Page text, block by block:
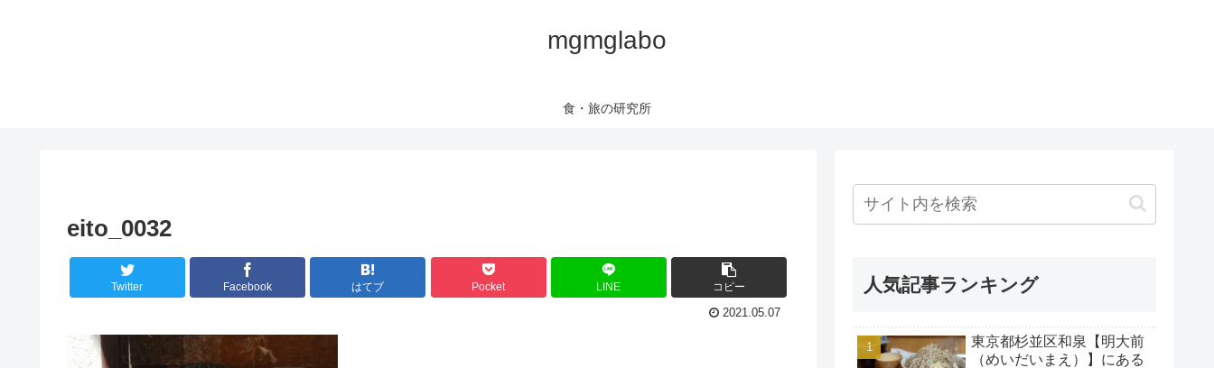
mgmglabo
食・旅の研究所
eito_0032
Twitter Facebook はてブ Pocket LINE コピー
2021.05.07
人気記事ランキング
東京都杉並区和泉【明大前
（めいだいまえ）】にある